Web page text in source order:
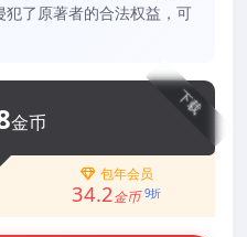
了原著者的合法权益，可
下载
金币
包年会员
34.2金币 9折